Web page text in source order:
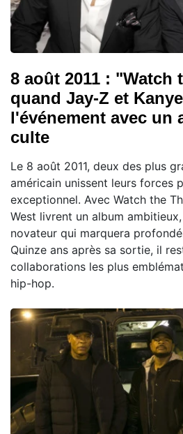
8 août 2011 : "Watch
quand Jay-Z et
l'événement avec un
culte
Le 8 août 2011, deux des plus
américain unissent leurs forces
exceptionnel. Avec Watch the
West livrent un album
novateur qui marquera
Quinze ans après sa sortie, il
collaborations les plus
hip-hop.